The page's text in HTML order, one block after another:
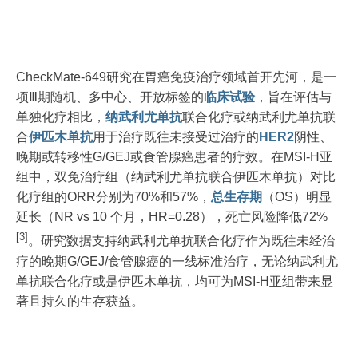
CheckMate-649研究在胃癌免疫治疗领域首开先河，是一
项Ⅲ期随机、多中心、开放标签的临床试验 ，旨在评估与
单独化疗相比， 纳武利尤单抗联合化疗或纳武利尤单抗联
合伊匹木单抗用于治疗既往未接受过治疗的 HER2阴性、
晚期或转移性G/GEJ或食管腺癌患者的疗效。在MSI-H亚
组中，双免治疗组（纳武利尤单抗联合伊匹木单抗）对比
化疗组的ORR分别为70%和57%， 总生存期
（OS）明显
延长（NR vs 10 个月，HR=0.28），死亡风险降低72%
[3] 。研究数据支持纳武利尤单抗联合化疗作为既往未经治
疗的晚期G/GEJ/食管腺癌的一线标准治疗，无论纳武利尤
单抗联合化疗或是伊匹木单抗，均可为MSI-H亚组带来显
著且持久的生存获益。